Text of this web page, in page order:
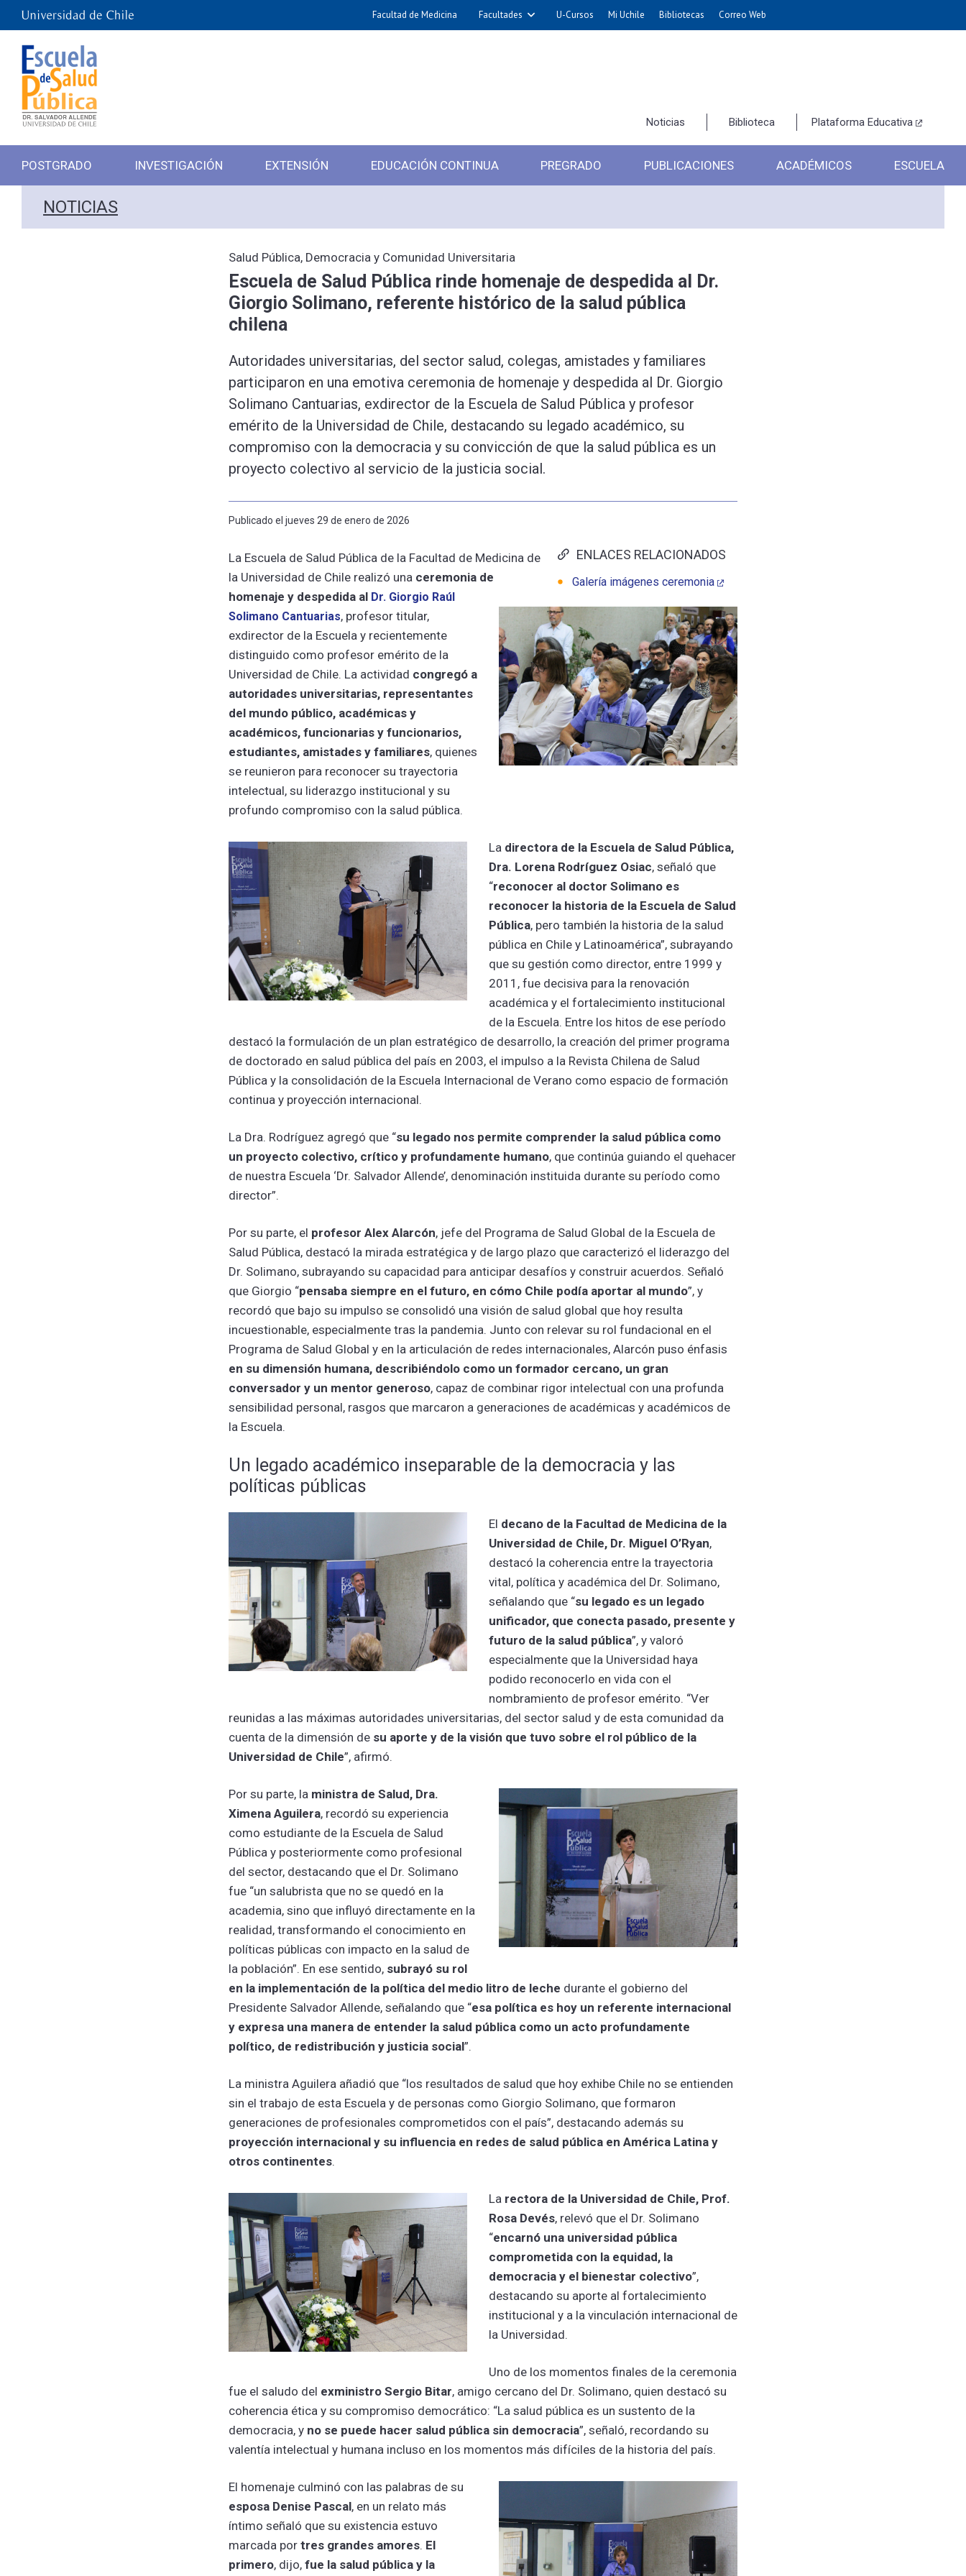
Facultad de Medicina Facultades U-Cursos Mi Uchile Bibliotecas Correo Web
Noticias Biblioteca Plataforma Educativa
POSTGRADO INVESTIGACIÓN EXTENSIÓN EDUCACIÓN CONTINUA PREGRADO PUBLICACIONES ACADÉMICOS ESCUELA
NOTICIAS
Salud Pública, Democracia y Comunidad Universitaria
Escuela de Salud Pública rinde homenaje de despedida al Dr.
Giorgio Solimano, referente histórico de la salud pública
chilena
Autoridades universitarias, del sector salud, colegas, amistades y familiares
participaron en una emotiva ceremonia de homenaje y despedida al Dr. Giorgio
Solimano Cantuarias, exdirector de la Escuela de Salud Pública y profesor
emérito de la Universidad de Chile, destacando su legado académico, su
compromiso con la democracia y su convicción de que la salud pública es un
proyecto colectivo al servicio de la justicia social.
Publicado el jueves 29 de enero de 2026
ENLACES RELACIONADOS
Galería imágenes ceremonia
La Escuela de Salud Pública de la Facultad de Medicina de
la Universidad de Chile realizó una ceremonia de
homenaje y despedida al Dr. Giorgio Raúl
Solimano Cantuarias, profesor titular,
exdirector de la Escuela y recientemente
distinguido como profesor emérito de la
Universidad de Chile. La actividad congregó a
autoridades universitarias, representantes
del mundo público, académicas y
académicos, funcionarias y funcionarios,
estudiantes, amistades y familiares, quienes
se reunieron para reconocer su trayectoria
intelectual, su liderazgo institucional y su
profundo compromiso con la salud pública.
La directora de la Escuela de Salud Pública,
Dra. Lorena Rodríguez Osiac, señaló que
“reconocer al doctor Solimano es
reconocer la historia de la Escuela de Salud
Pública, pero también la historia de la salud
pública en Chile y Latinoamérica”, subrayando
que su gestión como director, entre 1999 y
2011, fue decisiva para la renovación
académica y el fortalecimiento institucional
de la Escuela. Entre los hitos de ese período
destacó la formulación de un plan estratégico de desarrollo, la creación del primer programa
de doctorado en salud pública del país en 2003, el impulso a la Revista Chilena de Salud
Pública y la consolidación de la Escuela Internacional de Verano como espacio de formación
continua y proyección internacional.
La Dra. Rodríguez agregó que “su legado nos permite comprender la salud pública como
un proyecto colectivo, crítico y profundamente humano, que continúa guiando el quehacer
de nuestra Escuela ‘Dr. Salvador Allende’, denominación instituida durante su período como
director”.
Por su parte, el profesor Alex Alarcón, jefe del Programa de Salud Global de la Escuela de
Salud Pública, destacó la mirada estratégica y de largo plazo que caracterizó el liderazgo del
Dr. Solimano, subrayando su capacidad para anticipar desafíos y construir acuerdos. Señaló
que Giorgio “pensaba siempre en el futuro, en cómo Chile podía aportar al mundo”, y
recordó que bajo su impulso se consolidó una visión de salud global que hoy resulta
incuestionable, especialmente tras la pandemia. Junto con relevar su rol fundacional en el
Programa de Salud Global y en la articulación de redes internacionales, Alarcón puso énfasis
en su dimensión humana, describiéndolo como un formador cercano, un gran
conversador y un mentor generoso, capaz de combinar rigor intelectual con una profunda
sensibilidad personal, rasgos que marcaron a generaciones de académicas y académicos de
la Escuela.
Un legado académico inseparable de la democracia y las
políticas públicas
El decano de la Facultad de Medicina de la
Universidad de Chile, Dr. Miguel O’Ryan,
destacó la coherencia entre la trayectoria
vital, política y académica del Dr. Solimano,
señalando que “su legado es un legado
unificador, que conecta pasado, presente y
futuro de la salud pública”, y valoró
especialmente que la Universidad haya
podido reconocerlo en vida con el
nombramiento de profesor emérito. “Ver
reunidas a las máximas autoridades universitarias, del sector salud y de esta comunidad da
cuenta de la dimensión de su aporte y de la visión que tuvo sobre el rol público de la
Universidad de Chile”, afirmó.
Por su parte, la ministra de Salud, Dra.
Ximena Aguilera, recordó su experiencia
como estudiante de la Escuela de Salud
Pública y posteriormente como profesional
del sector, destacando que el Dr. Solimano
fue “un salubrista que no se quedó en la
academia, sino que influyó directamente en la
realidad, transformando el conocimiento en
políticas públicas con impacto en la salud de
la población”. En ese sentido, subrayó su rol
en la implementación de la política del medio litro de leche durante el gobierno del
Presidente Salvador Allende, señalando que “esa política es hoy un referente internacional
y expresa una manera de entender la salud pública como un acto profundamente
político, de redistribución y justicia social”.
La ministra Aguilera añadió que “los resultados de salud que hoy exhibe Chile no se entienden
sin el trabajo de esta Escuela y de personas como Giorgio Solimano, que formaron
generaciones de profesionales comprometidos con el país”, destacando además su
proyección internacional y su influencia en redes de salud pública en América Latina y
otros continentes.
La rectora de la Universidad de Chile, Prof.
Rosa Devés, relevó que el Dr. Solimano
“encarnó una universidad pública
comprometida con la equidad, la
democracia y el bienestar colectivo”,
destacando su aporte al fortalecimiento
institucional y a la vinculación internacional de
la Universidad.
Uno de los momentos finales de la ceremonia
fue el saludo del exministro Sergio Bitar, amigo cercano del Dr. Solimano, quien destacó su
coherencia ética y su compromiso democrático: “La salud pública es un sustento de la
democracia, y no se puede hacer salud pública sin democracia”, señaló, recordando su
valentía intelectual y humana incluso en los momentos más difíciles de la historia del país.
El homenaje culminó con las palabras de su
esposa Denise Pascal, en un relato más
íntimo señaló que su existencia estuvo
marcada por tres grandes amores. El
primero, dijo, fue la salud pública y la